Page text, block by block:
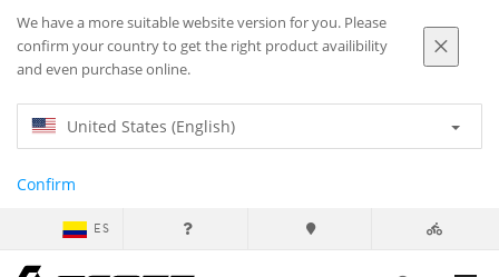
We have a more suitable website version for you. Please
confirm your country to get the right product availibility
and even purchase online.
United States (English)
Confirm
ES